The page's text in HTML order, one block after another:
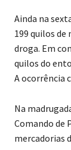
Ainda na
199 quilos
droga. Em
quilos do
A ocorrência
Na
Comando de
mercadorias